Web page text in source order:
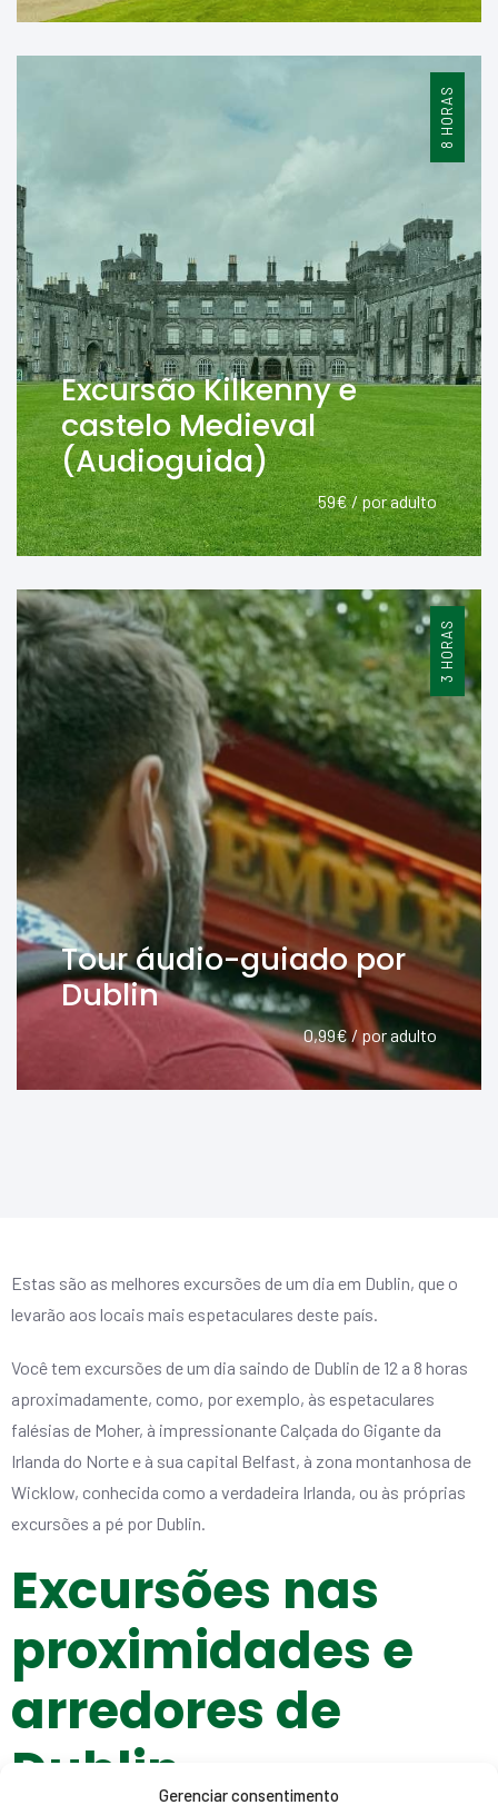
Gerenciar consentimento
8 HORAS
Excursão Kilkenny e
castelo Medieval
(Audioguida)
59€ / por adulto
3 HORAS
Tour áudio-guiado por
Dublin
0,99€ / por adulto
Estas são as melhores excursões de um dia em Dublin, que o
levarão aos locais mais espetaculares deste país.
Você tem excursões de um dia saindo de Dublin de 12 a 8 horas
aproximadamente, como, por exemplo, às espetaculares
falésias de Moher, à impressionante Calçada do Gigante da
Irlanda do Norte e à sua capital Belfast, à zona montanhosa de
Wicklow, conhecida como a verdadeira Irlanda, ou às próprias
excursões a pé por Dublin.
Excursões nas
proximidades e
arredores de
Dublin